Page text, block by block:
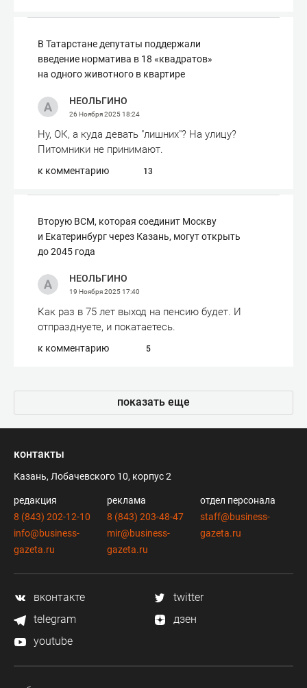
В Татарстане депутаты поддержали
введение норматива в 18 «квадратов»
на одного животного в квартире
НЕОЛЬГИНО
26 Ноября 202518:24
Ну, ОК, а куда девать "лишних"? На улицу?
Питомники не принимают.
к комментарию 13
Вторую ВСМ, которая соединит Москву
и Екатеринбург через Казань, могут открыть
до 2045 года
НЕОЛЬГИНО
19 Ноября 202517:40
Как раз в 75 лет выход на пенсию будет. И
отпразднуете, и покатаетесь.
к комментарию 5
показать еще
контакты
Казань, Лобачевского 10, корпус 2
редакция
8 (843) 202-12-10
info@business-
gazeta.ru
реклама
8 (843) 203-48-47
mir@business-
gazeta.ru
отдел персонала
staff@business-
gazeta.ru
вконтакте
twitter
telegram
дзен
youtube